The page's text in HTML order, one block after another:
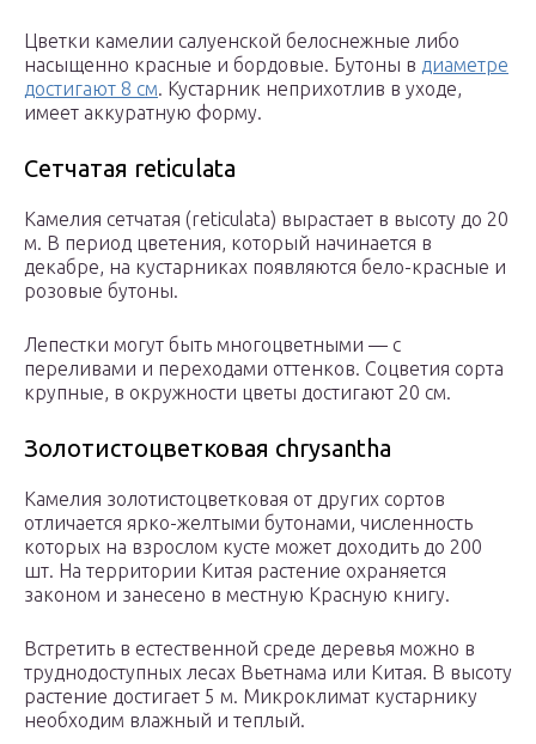
Цветки камелии салуенской белоснежные либо
насыщенно красные и бордовые. Бутоны в диаметре
достигают 8 см. Кустарник неприхотлив в уходе,
имеет аккуратную форму.
Сетчатая reticulata
Камелия сетчатая (reticulata) вырастает в высоту до 20
м. В период цветения, который начинается в
декабре, на кустарниках появляются бело-красные и
розовые бутоны.
Лепестки могут быть многоцветными — с
переливами и переходами оттенков. Соцветия сорта
крупные, в окружности цветы достигают 20 см.
Золотистоцветковая chrysantha
Камелия золотистоцветковая от других сортов
отличается ярко-желтыми бутонами, численность
которых на взрослом кусте может доходить до 200
шт. На территории Китая растение охраняется
законом и занесено в местную Красную книгу.
Встретить в естественной среде деревья можно в
труднодоступных лесах Вьетнама или Китая. В высоту
растение достигает 5 м. Микроклимат кустарнику
необходим влажный и теплый.